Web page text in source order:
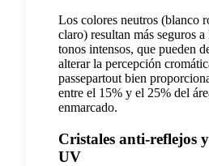
Los colores neutros (blanco
claro) resultan más seguros
tonos intensos, que pueden
alterar la percepción
passepartout bien
entre el 15% y el 25% del
enmarcado.
Cristales anti-reflejos
UV